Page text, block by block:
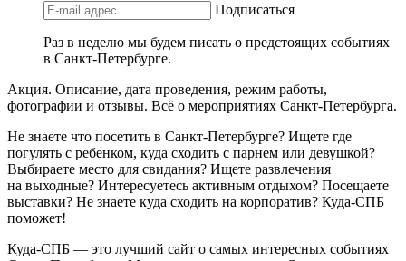
Подписаться
Раз в неделю мы будем писать о предстоящих событиях
в Санкт-Петербурге.
Акция. Описание, дата проведения, режим работы,
фотографии и отзывы. Всё о мероприятиях Санкт-Петербурга.
Не знаете что посетить в Санкт-Петербурге? Ищете где
погулять с ребенком, куда сходить с парнем или девушкой?
Выбираете место для свидания? Ищете развлечения
на выходные? Интересуетесь активным отдыхом? Посещаете
выставки? Не знаете куда сходить на корпоратив? Куда-СПБ
поможет!
Куда-СПБ — это лучший сайт о самых интересных событиях